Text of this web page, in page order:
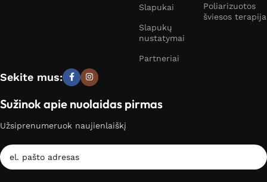
Slapukai
Slapukų
nustatymai
Partneriai
Poliarizuotos
šviesos terapija
Sekite mus:
Sužinok apie nuolaidas pirmas
Užsiprenumeruok naujienlaiškį